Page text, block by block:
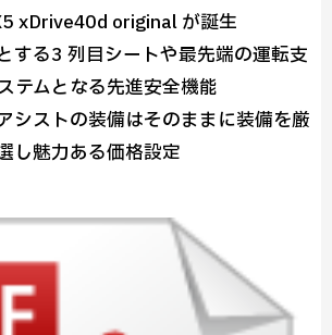
xDrive40d original が誕生
する3 列目シートや最先端の運転支
テムとなる先進安全機能
シストの装備はそのままに装備を厳
し魅力ある価格設定